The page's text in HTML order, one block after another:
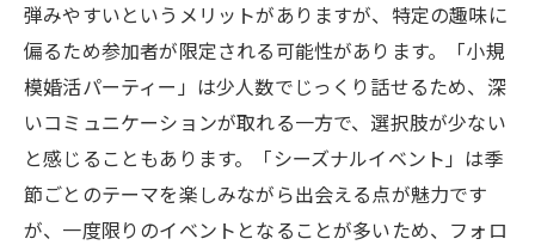
弾みやすいというメリットがありますが、特定の趣味に
偏るため参加者が限定される可能性があります。「小規
模婚活パーティー」は少人数でじっくり話せるため、深
いコミュニケーションが取れる一方で、選択肢が少ない
と感じることもあります。「シーズナルイベント」は季
節ごとのテーマを楽しみながら出会える点が魅力です
が、一度限りのイベントとなることが多いため、フォロ